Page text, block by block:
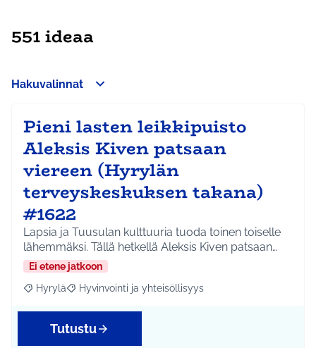
551 ideaa
Hakuvalinnat
Pieni lasten leikkipuisto
Aleksis Kiven patsaan
viereen (Hyrylän
terveyskeskuksen takana)
#1622
Lapsia ja Tuusulan kulttuuria tuoda toinen toiselle
lähemmäksi. Tällä hetkellä Aleksis Kiven patsaan…
Ei etene jatkoon
Rajaa tulokset aihepiirin mukaan: Hyrylä
Hyrylä Rajaa tulokset teeman mukaan: Hyvinvointi ja
Hyvinvointi ja yhteisöllisyys
Tutustu